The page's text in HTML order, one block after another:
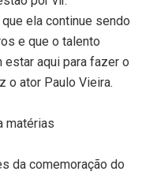
ela continue sendo
e que o talento
aqui para fazer o
o ator Paulo Vieira.
matérias
da comemoração do